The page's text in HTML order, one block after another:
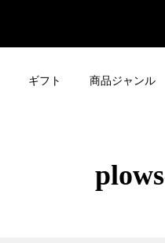
ギフト 商品ジャンル